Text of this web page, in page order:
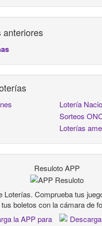
anteriores
Lotería
Sorteos
Loterías
Resuloto APP
Loterías. Comprueba tus
tus boletos con la cámara de